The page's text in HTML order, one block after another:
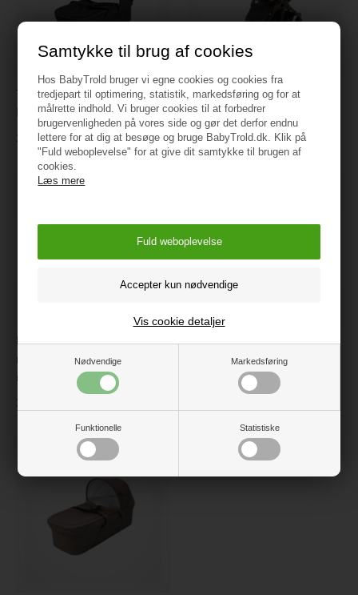
Samtykke til brug af cookies
Hos BabyTrold bruger vi egne cookies og cookies fra
tredjepart til optimering, statistik, markedsføring og for at
målrette indhold. Vi bruger cookies til at forbedrer
brugervenligheden på vores side og gør det derfor endnu
lettere for at dig at besøge og bruge BabyTrold.dk. Klik på
"Fuld weboplevelse" for at give dit samtykke til brugen af
cookies.
Læs mere
Nødvendige Markedsføring
Funktionelle Statistiske
Vis cookie detaljer
TRILLE Royal Barnevogn,
Night, Lift
1.399 kr.
TRILLE Royal-
Klapvognssæde, Night
1.999 kr.
BabyTrold Regnslag, Sort
med transparent front og
refleks
399 kr.